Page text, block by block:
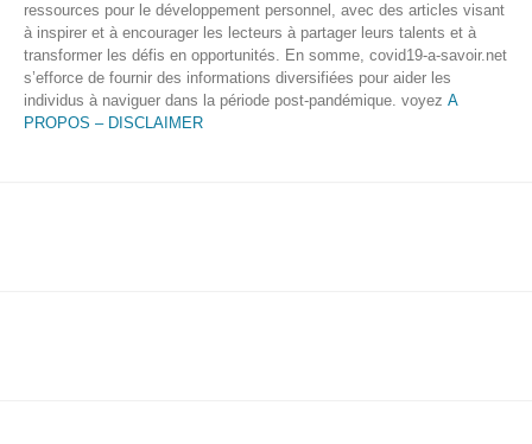
ressources pour le développement personnel, avec des articles visant
à inspirer et à encourager les lecteurs à partager leurs talents et à
transformer les défis en opportunités. En somme, covid19-a-savoir.net
s’efforce de fournir des informations diversifiées pour aider les
individus à naviguer dans la période post-pandémique. voyez A
PROPOS – DISCLAIMER